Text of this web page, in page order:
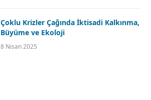
Çoklu Krizler Çağında İktisadi Kalkınma,
Büyüme ve Ekoloji
8 Nisan 2025